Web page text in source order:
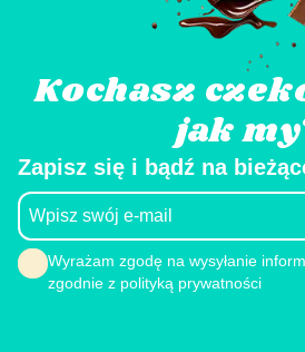
Kochasz
jak
Zapisz się i bądź na
Wyrażam zgodę na wysyłanie
zgodnie z polityką prywatności